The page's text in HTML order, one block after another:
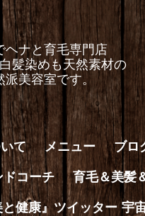
ヘナと育毛専門店
髪染めも天然素材の
派美容室です。
て メニュー ブロ
コーチ
育毛＆美髪
健康』ツイッター 宇